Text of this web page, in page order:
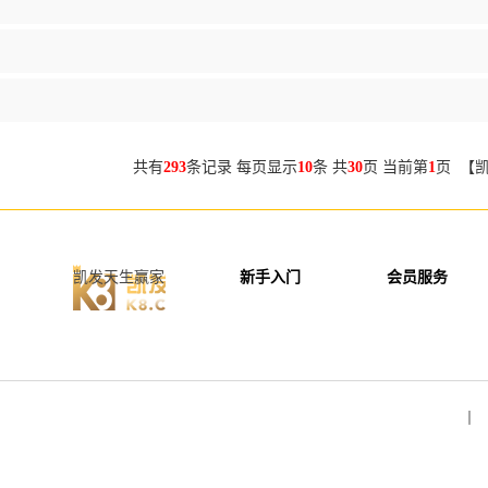
共有293条记录 每页显示10条 共30页 当前第1页 【
凯发天生赢家 新手入门 会员服务